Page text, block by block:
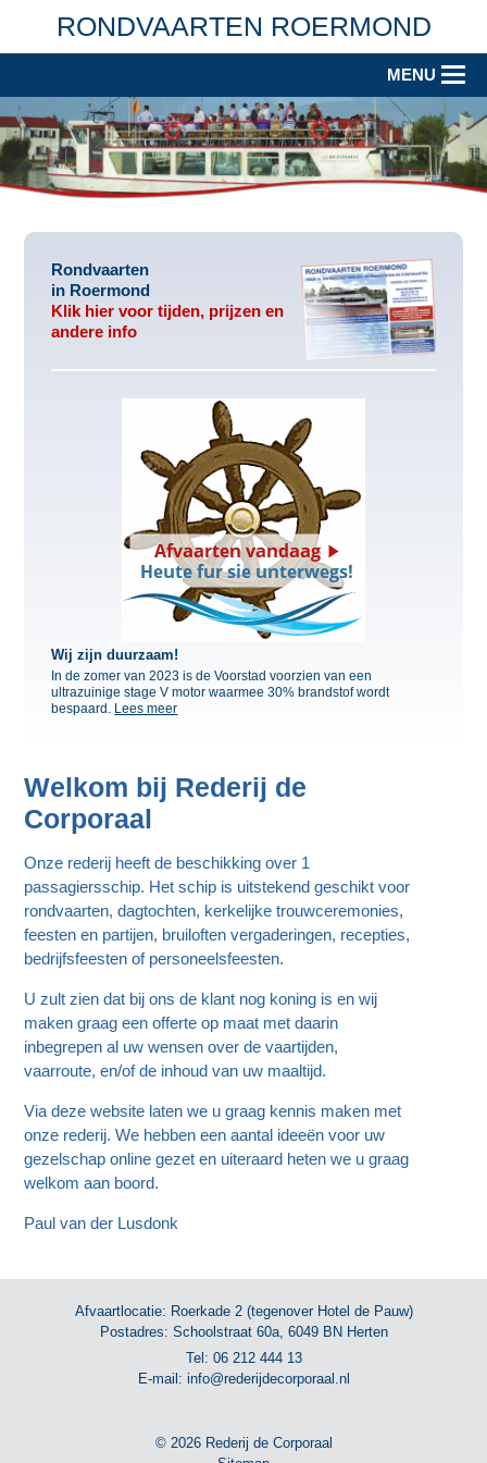
RONDVAARTEN ROERMOND
MENU
Rondvaarten
in Roermond
Klik hier voor tijden, prijzen en
andere info
Wij zijn duurzaam!
In de zomer van 2023 is de Voorstad voorzien van een
ultrazuinige stage V motor waarmee 30% brandstof wordt
bespaard. Lees meer
Welkom bij Rederij de
Corporaal
Onze rederij heeft de beschikking over 1
passagiersschip. Het schip is uitstekend geschikt voor
rondvaarten, dagtochten, kerkelijke trouwceremonies,
feesten en partijen, bruiloften vergaderingen, recepties,
bedrijfsfeesten of personeelsfeesten.
U zult zien dat bij ons de klant nog koning is en wij
maken graag een offerte op maat met daarin
inbegrepen al uw wensen over de vaartijden,
vaarroute, en/of de inhoud van uw maaltijd.
Via deze website laten we u graag kennis maken met
onze rederij. We hebben een aantal ideeën voor uw
gezelschap online gezet en uiteraard heten we u graag
welkom aan boord.
Paul van der Lusdonk
Afvaartlocatie: Roerkade 2 (tegenover Hotel de Pauw)
Postadres: Schoolstraat 60a, 6049 BN Herten
Tel: 06 212 444 13
E-mail: info@rederijdecorporaal.nl
© 2026 Rederij de Corporaal